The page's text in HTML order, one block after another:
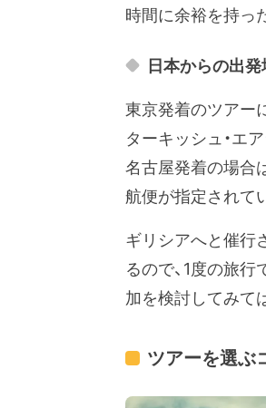
時間に余裕を持っ
日本からの出
東京発着のツアー
ターキッシュ・エ
名古屋発着の場合
航便が指定されて
ギリシアへと催行
るので、1度の旅
加を検討してみて
ツアーを選ぶ